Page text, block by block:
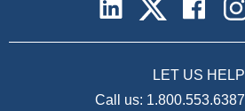
LET US HELP
Call us: 1.800.553.6387